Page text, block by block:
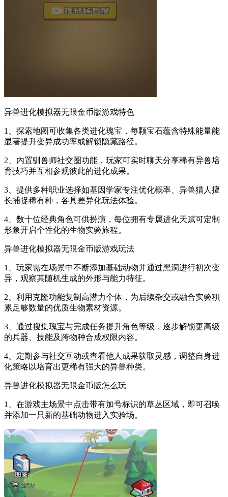
异兽进化模拟器无限金币版游戏特色
1、探索地图可收集各类进化瑰宝，每颗宝石蕴含特殊能量能
显著提升变异成功率或解锁隐藏路径。
2、内置驯兽师社交圈功能，玩家可实时聊天分享稀有异兽培
育技巧并互相参观彼此的进化成果。
3、提供多种职业选择如基因学家专注优化概率、异兽猎人擅
长捕捉稀有种，各具差异化玩法体验。
4、数十位经典角色可供扮演，每位拥有专属进化天赋可定制
形象开启个性化的生物实验旅程。
异兽进化模拟器无限金币版游戏玩法
1、玩家需在场景中不断添加基础动物并通过黑洞进行初次变
异，观察其随机生成的外形与能力特征。
2、利用克隆功能复制高潜力个体，为后续杂交或融合实验积
累足够数量的优质生物素材资源。
3、通过搜集瑰宝与完成任务提升角色等级，逐步解锁更高级
的兵器、技能及跨物种合成权限内容。
4、定期参与社交互动或查看他人成果获取灵感，调整自身进
化策略以培育出更稀有强大的异兽种类。
异兽进化模拟器无限金币版怎么玩
1、在游戏主场景中点击带有加号标识的草丛区域，即可召唤
并添加一只新的基础动物进入实验场。